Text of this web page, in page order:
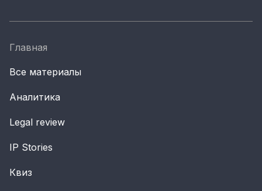
Главная
Все материалы
Аналитика
Legal review
IP Stories
Квиз